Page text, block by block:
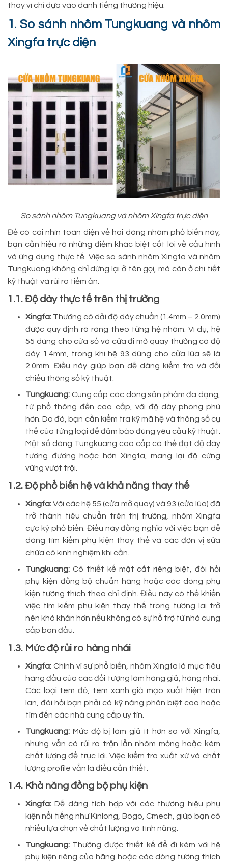
thay vì chỉ dựa vào danh tiếng thương hiệu.
1. So sánh nhôm Tungkuang và nhôm
Xingfa trực diện
So sánh nhôm Tungkuang và nhôm Xingfa trực diện
Để có cái nhìn toàn diện về hai dòng nhôm phổ biến này,
bạn cần hiểu rõ những điểm khác biệt cốt lõi về cấu hình
và ứng dụng thực tế. Việc so sánh nhôm Xingfa và nhôm
Tungkuang không chỉ dừng lại ở tên gọi, mà còn ở chi tiết
kỹ thuật và rủi ro tiềm ẩn.
1.1. Độ dày thực tế trên thị trường
Xingfa: Thường có dải độ dày chuẩn (1.4mm – 2.0mm)
được quy định rõ ràng theo từng hệ nhôm. Ví dụ, hệ
55 dùng cho cửa sổ và cửa đi mở quay thường có độ
dày 1.4mm, trong khi hệ 93 dùng cho cửa lùa sẽ là
2.0mm. Điều này giúp bạn dễ dàng kiểm tra và đối
chiếu thông số kỹ thuật.
Tungkuang: Cung cấp các dòng sản phẩm đa dạng,
từ phổ thông đến cao cấp, với độ dày phong phú
hơn. Do đó, bạn cần kiểm tra kỹ mã hệ và thông số cụ
thể của từng loại để đảm bảo đúng yêu cầu kỹ thuật.
Một số dòng Tungkuang cao cấp có thể đạt độ dày
tương đương hoặc hơn Xingfa, mang lại độ cứng
vững vượt trội.
1.2. Độ phổ biến hệ và khả năng thay thế
Xingfa:Với các hệ 55 (cửa mở quay) và 93 (cửa lùa) đã
trở thành tiêu chuẩn trên thị trường, nhôm Xingfa
cực kỳ phổ biến. Điều này đồng nghĩa với việc bạn dễ
dàng tìm kiếm phụ kiện thay thế và các đơn vị sửa
chữa có kinh nghiệm khi cần.
Tungkuang: Có thiết kế mặt cắt riêng biệt, đòi hỏi
phụ kiện đồng bộ chuẩn hãng hoặc các dòng phụ
kiện tương thích theo chỉ định. Điều này có thể khiến
việc tìm kiếm phụ kiện thay thế trong tương lai trở
nên khó khăn hơn nếu không có sự hỗ trợ từ nhà cung
cấp ban đầu.
1.3. Mức độ rủi ro hàng nhái
Xingfa: Chính vì sự phổ biến, nhôm Xingfa là mục tiêu
hàng đầu của các đối tượng làm hàng giả, hàng nhái.
Các loại tem đỏ, tem xanh giả mạo xuất hiện tràn
lan, đòi hỏi bạn phải có kỹ năng phân biệt cao hoặc
tìm đến các nhà cung cấp uy tín.
Tungkuang: Mức độ bị làm giả ít hơn so với Xingfa,
nhưng vẫn có rủi ro trộn lẫn nhôm mỏng hoặc kém
chất lượng để trục lợi. Việc kiểm tra xuất xứ và chất
lượng profile vẫn là điều cần thiết.
1.4. Khả năng đồng bộ phụ kiện
Xingfa: Dễ dàng tích hợp với các thương hiệu phụ
kiện nổi tiếng như Kinlong, Bogo, Cmech, giúp bạn có
nhiều lựa chọn về chất lượng và tính năng.
Tungkuang: Thường được thiết kế để đi kèm với hệ
phụ kiện riêng của hãng hoặc các dòng tương thích